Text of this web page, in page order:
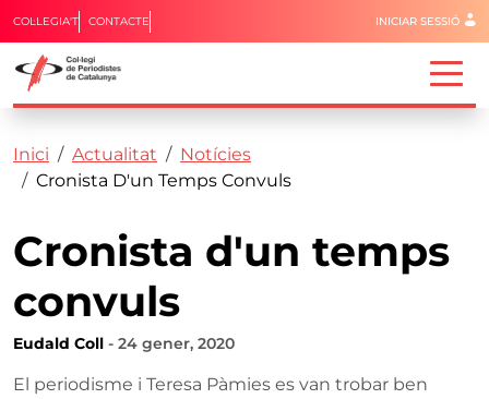
Vés al contingut
Capçalera
COL·LEGIA'T CONTACTE Menú del
INICIAR SESSIÓ
Fil d'ariadna
Inici Actualitat
Notícies
Cronista D'un Temps Convuls
Cronista d'un temps
convuls
Eudald Coll - 24 gener, 2020
El periodisme i Teresa Pàmies es van trobar ben